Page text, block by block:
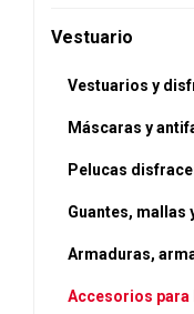
Vestuario
Vestuarios y
Máscaras y
Pelucas
Guantes, mallas
Armaduras,
Accesorios para